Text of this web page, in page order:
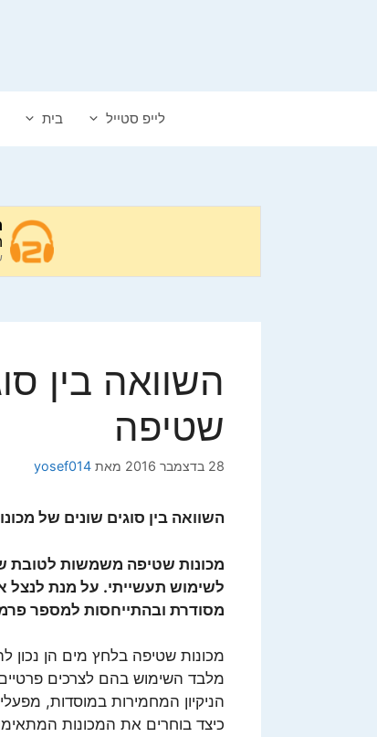
לייפ סטייל בית
השוואה בין
שטיפה
28 בדצמבר 2016 מאת yosef014
השוואה בין סוגים שונים של
מכונות שטיפה משמשות לטובת
לשימוש תעשייתי. על מנת לנצל
מסודרת ובהתייחסות למספר
מכונות שטיפה בלחץ מים הן נכון
מלבד השימוש בהם לצרכים
הניקיון המחמירות במוסדות,
כיצד בוחרים את המכונות